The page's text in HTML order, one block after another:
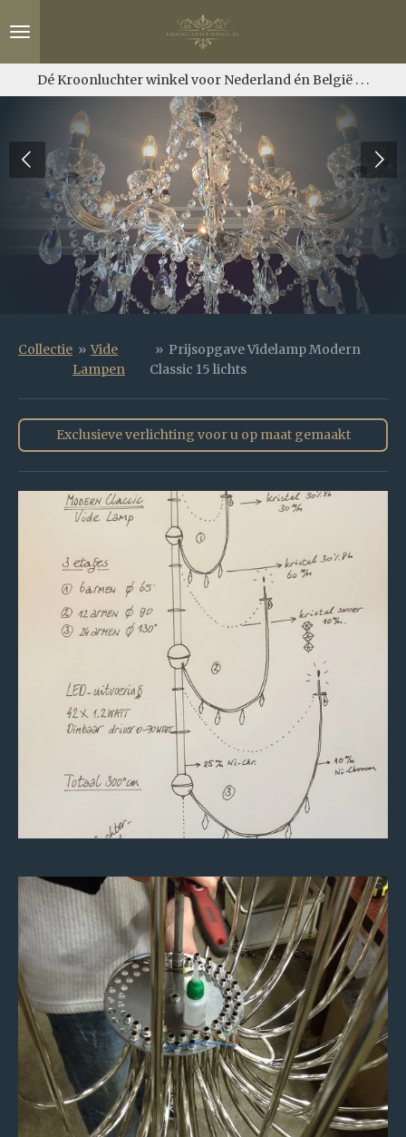
direct
hoofdinhoud
Dé Kroonluchter winkel voor Nederland én België . . .
Collectie » Vide
Lampen
» Prijsopgave Videlamp Modern
Classic 15 lichts
Exclusieve verlichting voor u op maat gemaakt